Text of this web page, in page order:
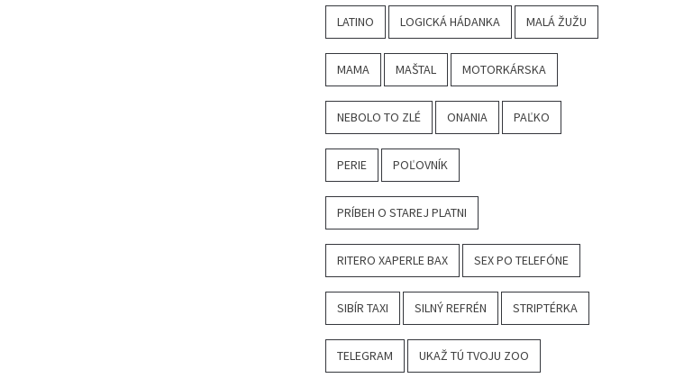
LATINO LOGICKÁ HÁDANKA MALÁ ŽUŽU
MAMA MAŠTAL MOTORKÁRSKA
NEBOLO TO ZLÉ ONANIA PAĽKO
PERIE POĽOVNÍK
PRÍBEH O STAREJ PLATNI
RITERO XAPERLE BAX SEX PO TELEFÓNE
SIBÍR TAXI SILNÝ REFRÉN STRIPTÉRKA
TELEGRAM UKAŽ TÚ TVOJU ZOO